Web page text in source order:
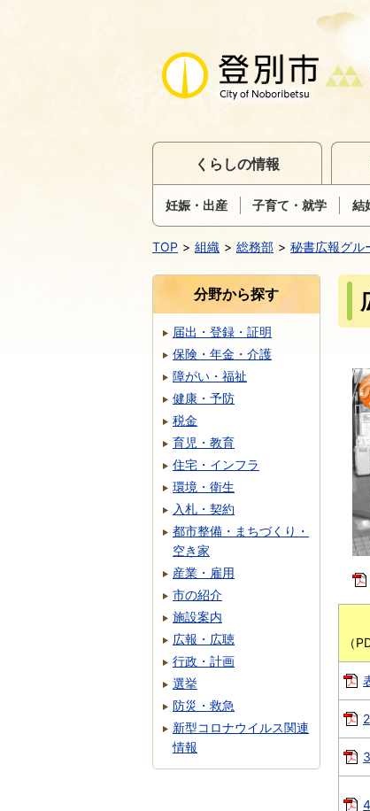
くらしの情報
妊娠・出産 子育て・就学 結
TOP 組織 総務部 秘書広報グル
分野から探す
届出・登録・証明
保険・年金・介護
障がい・福祉
健康・予防
税金
育児・教育
住宅・インフラ
環境・衛生
入札・契約
都市整備・まちづくり・
空き家
産業・雇用
市の紹介
施設案内
広報・広聴
行政・計画
選挙
防災・救急
新型コロナウイルス関連
情報